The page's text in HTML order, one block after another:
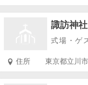
諏訪神社
式場・ゲ
住所 東京都立川